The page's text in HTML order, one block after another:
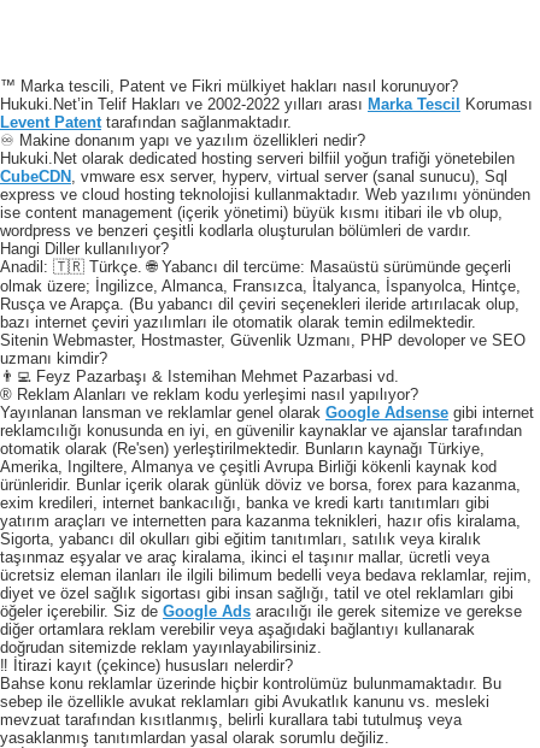
™ Marka tescili, Patent ve Fikri mülkiyet hakları nasıl korunuyor?
Hukuki.Net’in Telif Hakları ve 2002-2022 yılları arası Marka Tescil
Koruması
Levent Patent tarafından sağlanmaktadır.
♾️ Makine donanım yapı ve yazılım özellikleri nedir?
Hukuki.Net olarak dedicated hosting serveri bilfiil yoğun trafiği yönetebilen
CubeCDN
, vmware esx server, hyperv, virtual server (sanal sunucu), Sql
express ve cloud hosting teknolojisi kullanmaktadır. Web yazılımı yönünden
ise content management (içerik yönetimi) büyük kısmı itibari ile vb olup,
wordpress ve benzeri çeşitli kodlarla oluşturulan bölümleri de vardır.
Hangi Diller kullanılıyor?
Anadil: 🇹🇷 Türkçe. 🌐 Yabancı dil tercüme: Masaüstü sürümünde geçerli
olmak üzere; İngilizce, Almanca, Fransızca, İtalyanca, İspanyolca, Hintçe,
Rusça ve Arapça. (Bu yabancı dil çeviri seçenekleri ileride artırılacak olup,
bazı internet çeviri yazılımları ile otomatik olarak temin edilmektedir.
Sitenin Webmaster, Hostmaster, Güvenlik Uzmanı, PHP devoloper ve SEO
uzmanı kimdir?
👨‍💻 Feyz Pazarbaşı & Istemihan Mehmet Pazarbasi vd.
® Reklam Alanları ve reklam kodu yerleşimi nasıl yapılıyor?
Yayınlanan lansman ve reklamlar genel olarak Google Adsense gibi internet
reklamcılığı konusunda en iyi, en güvenilir kaynaklar ve ajanslar tarafından
otomatik olarak (Re'sen) yerleştirilmektedir. Bunların kaynağı Türkiye,
Amerika, Ingiltere, Almanya ve çeşitli Avrupa Birliği kökenli kaynak kod
ürünleridir. Bunlar içerik olarak günlük döviz ve borsa, forex para kazanma,
exim kredileri, internet bankacılığı, banka ve kredi kartı tanıtımları gibi
yatırım araçları ve internetten para kazanma teknikleri, hazır ofis kiralama,
Sigorta, yabancı dil okulları gibi eğitim tanıtımları, satılık veya kiralık
taşınmaz eşyalar ve araç kiralama, ikinci el taşınır mallar, ücretli veya
ücretsiz eleman ilanları ile ilgili bilimum bedelli veya bedava reklamlar, rejim,
diyet ve özel sağlık sigortası gibi insan sağlığı, tatil ve otel reklamları gibi
öğeler içerebilir. Siz de Google Ads aracılığı ile gerek sitemize ve gerekse
diğer ortamlara reklam verebilir veya aşağıdaki bağlantıyı kullanarak
doğrudan sitemizde reklam yayınlayabilirsiniz.
‼️ İtirazi kayıt (çekince) hususları nelerdir?
Bahse konu reklamlar üzerinde hiçbir kontrolümüz bulunmamaktadır. Bu
sebep ile özellikle avukat reklamları gibi Avukatlık kanunu vs. mesleki
mevzuat tarafından kısıtlanmış, belirli kurallara tabi tutulmuş veya
yasaklanmış tanıtımlardan yasal olarak sorumlu değiliz.